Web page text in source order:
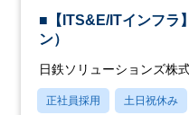
■【ITS&E/ITインフラ
ン）
日鉄ソリューションズ株
正社員採用 土日祝休み